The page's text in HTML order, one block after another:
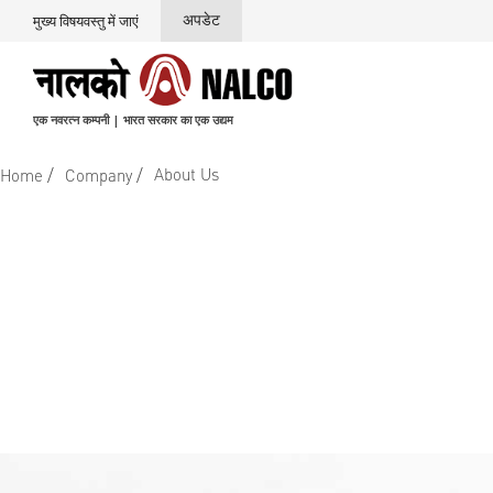
मुख्य विषयवस्तु में जाएं अपडेट
एक नवरत्न कम्पनी | भारत सरकार का एक उद्यम
Home / Company / About Us